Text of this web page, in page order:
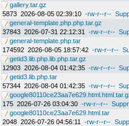
gallery.tar.gz
5873 2026-08-05 02:39:10 -rw-r--r--
general-template.php.php.tar.gz
37843 2026-07-31 22:12:31 -rw-r--r--
general-template.php.tar
174592 2026-08-05 18:57:42 -rw-r--r--
getid3.lib.php.lib.php.tar.gz
12903 2026-08-04 01:42:35 -rw-r--r--
getid3.lib.php.tar
57344 2026-08-04 01:42:35 -rw-r--r--
175 2026-07-26 03:04:30 -rw-r--r--
google80110ce23aa7e629.html.tar
2048 2026-07-26 04:56:11 -rw-r--r--